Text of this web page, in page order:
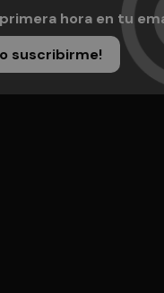
hora en tu
suscribirme!